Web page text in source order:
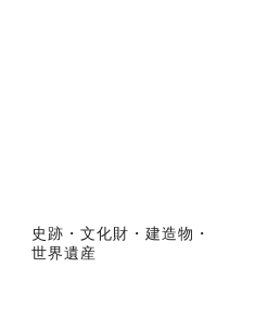
史跡・文化財・建造物・
世界遺産